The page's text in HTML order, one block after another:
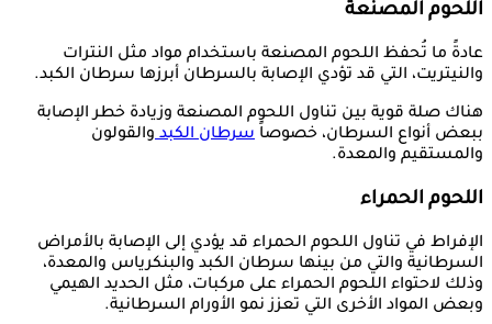
اللحوم المصنعة
عادةً ما تُحفظ اللحوم المصنعة باستخدام مواد مثل النترات
والنيتريت، التي قد تؤدي الإصابة بالسرطان أبرزها سرطان الكبد.
هناك صلة قوية بين تناول اللحوم المصنعة وزيادة خطر الإصابة
ببعض أنواع السرطان، خصوصاً سرطان الكبدوالقولون
والمستقيم والمعدة.
اللحوم الحمراء
الإفراط في تناول اللحوم الحمراء قد يؤدي إلى الإصابة بالأمراض
السرطانية والتي من بينها سرطان الكبد والبنكرياس والمعدة،
وذلك لاحتواء اللحوم الحمراء على مركبات، مثل الحديد الهيمي
وبعض المواد الأخرى التي تعزز نمو الأورام السرطانية.